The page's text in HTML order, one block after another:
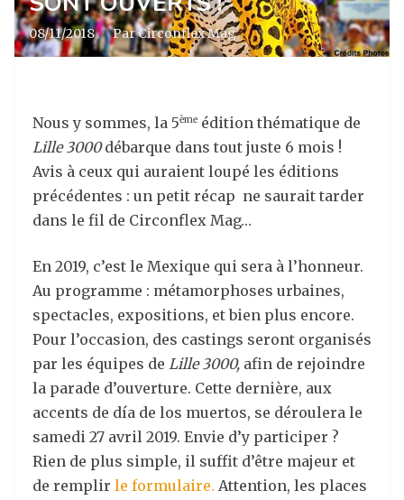
08/11/2018 · Par Circonflex Mag
Nous y sommes, la 5ème édition thématique de
Lille 3000débarque dans tout juste 6 mois !
Avis à ceux qui auraient loupé les éditions
précédentes : un petit récap ne saurait tarder
dans le fil de Circonflex Mag…
En 2019, c’est le Mexique qui sera à l’honneur.
Au programme : métamorphoses urbaines,
spectacles, expositions, et bien plus encore.
Pour l’occasion, des castings seront organisés
par les équipes de Lille 3000, afin de rejoindre
la parade d’ouverture. Cette dernière, aux
accents de día de los muertos, se déroulera le
samedi 27 avril 2019. Envie d’y participer ?
Rien de plus simple, il suffit d’être majeur et
de remplir le formulaire. Attention, les places